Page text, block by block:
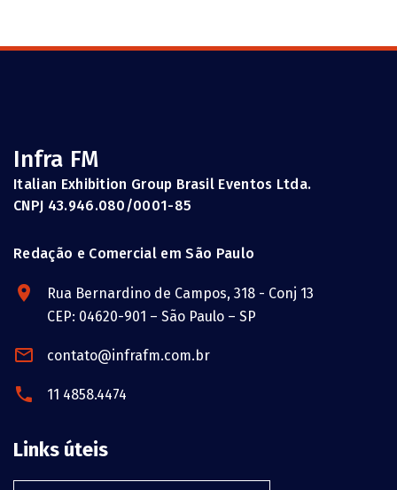
Infra FM
Italian Exhibition Group Brasil Eventos Ltda.
CNPJ 43.946.080/0001-85
Redação e Comercial em São Paulo
Rua Bernardino de Campos, 318 - Conj 13
CEP: 04620-901 – São Paulo – SP
contato@infrafm.com.br
11 4858.4474
Links úteis